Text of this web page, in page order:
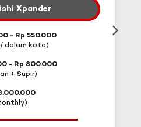
Xpander
- Rp 550.000
/ dalam kota)
- Rp 800.000
+ Supir)